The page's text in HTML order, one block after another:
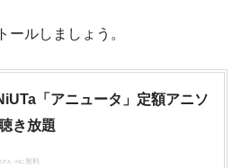
ールしましょう。
「アニュータ」定額アニソ
き放題
INC. 無料